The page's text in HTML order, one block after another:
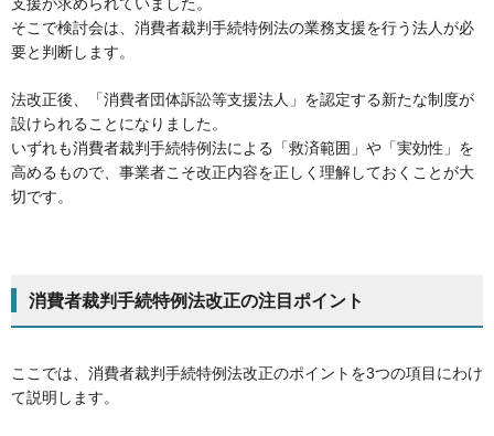
そこで検討会は、消費者裁判手続特例法の業務支援を行う法人が必
要と判断します。
法改正後、「消費者団体訴訟等支援法人」を認定する新たな制度が
設けられることになりました。
いずれも消費者裁判手続特例法による「救済範囲」や「実効性」を
高めるもので、事業者こそ改正内容を正しく理解しておくことが大
切です。
消費者裁判手続特例法改正の注目ポイント
ここでは、消費者裁判手続特例法改正のポイントを3つの項目にわけ
て説明します。